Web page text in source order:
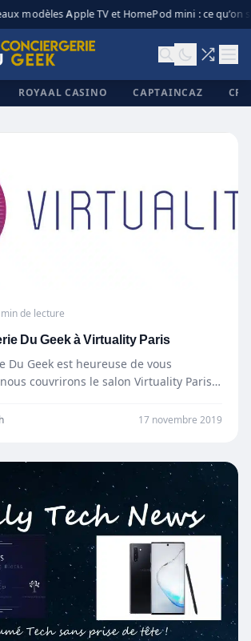
modèles Apple TV et HomePod mini : ce qu’on
ROYAAL CASINO CAPTAINCAZ
✕
min de lecture
Du Geek à Virtuality Paris
Du Geek est heureuse de vous
couvrirons le salon Virtuality Paris.
17 novembre 2019